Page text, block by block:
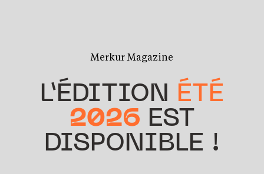
Merkur Magazine
L’ÉDITION ÉTÉ
2026 EST
DISPONIBLE !